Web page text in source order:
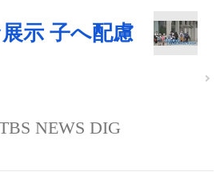
示 子へ配慮
NEWS DIG